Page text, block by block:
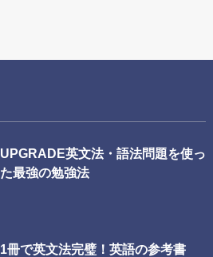
UPGRADE英文法・語法問題を使っ
た最強の勉強法
1冊で英文法完璧！英語の参考書